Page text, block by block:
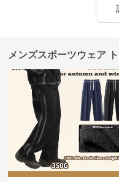
メンズスポーツウェア